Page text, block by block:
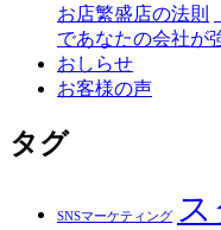
お店繁盛店の法則
であなたの会社が
おしらせ
お客様の声
タグ
SNSマーケティング